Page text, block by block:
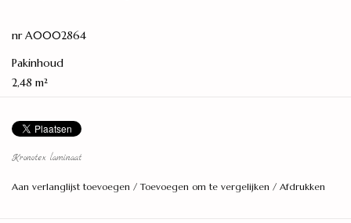
nr A0002864
Pakinhoud
2,48 m²
1292 x 192 x 7 mm
Totale dikte
Kronotex laminaat
Aan verlanglijst toevoegen /Toevoegen om te vergelijken / Afdrukken